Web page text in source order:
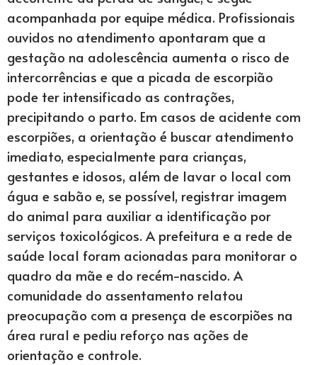
acompanhada por equipe médica. Profissionais
ouvidos no atendimento apontaram que a
gestação na adolescência aumenta o risco de
intercorrências e que a picada de escorpião
pode ter intensificado as contrações,
precipitando o parto. Em casos de acidente com
escorpiões, a orientação é buscar atendimento
imediato, especialmente para crianças,
gestantes e idosos, além de lavar o local com
água e sabão e, se possível, registrar imagem
do animal para auxiliar a identificação por
serviços toxicológicos. A prefeitura e a rede de
saúde local foram acionadas para monitorar o
quadro da mãe e do recém-nascido. A
comunidade do assentamento relatou
preocupação com a presença de escorpiões na
área rural e pediu reforço nas ações de
orientação e controle.